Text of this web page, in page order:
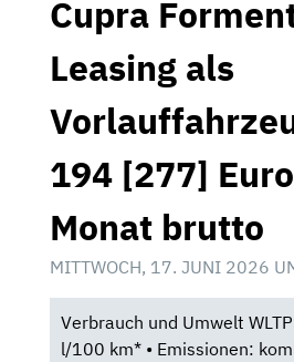
Cupra
Leasing als
194 [277]
Monat brutto
MITTWOCH, 17. JUNI 2026
Verbrauch und Umwelt
l/100 km* • Emissionen: